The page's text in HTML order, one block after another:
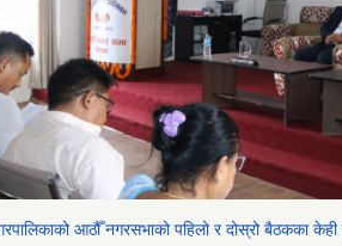
आठौँ नगरसभाको पहिलो र दोस्रो बैठकका